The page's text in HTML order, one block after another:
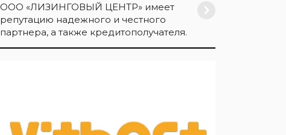
ООО «ЛИЗИНГОВЫЙ ЦЕНТР» имеет
репутацию надежного и честного
партнера, а также кредитополучателя.